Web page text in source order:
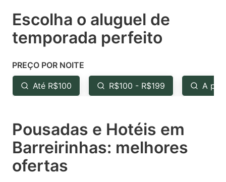
select
a
Press
the
question
key
to
get
the
select
a
the
question
key
to
Escolha o aluguel de
temporada perfeito
PREÇO POR NOITE
Até R$100 R$100 - R$199 A
Pousadas e Hotéis em
Barreirinhas: melhores
ofertas